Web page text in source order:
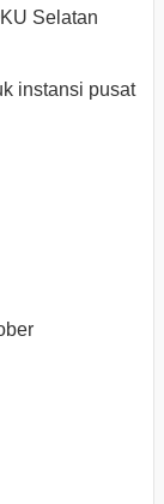
Selatan
instansi pusat